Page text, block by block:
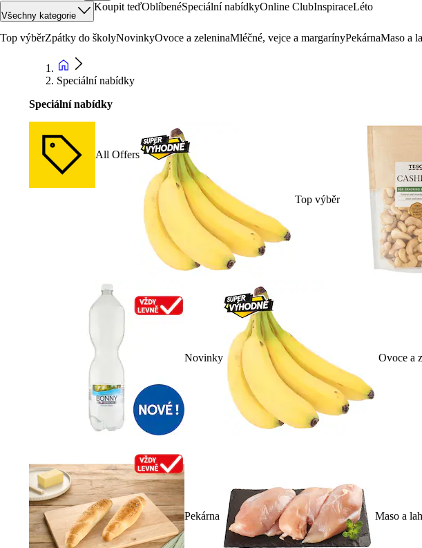
Všechny kategorie
Koupit teďOblíbenéSpeciální nabídkyOnline ClubInspiraceLéto
Top výběrZpátky do školyNovinkyOvoce a zeleninaMléčné, vejce a margarínyPekárnaMaso a
Speciální nabídky
Speciální nabídky
All Offers
Top výběr
Novinky Ovoce a
Pekárna Maso a